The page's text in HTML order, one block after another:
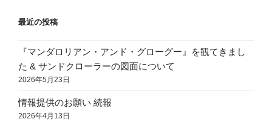
最近の投稿
『マンダロリアン・アンド・グローグー』を観てきまし
た & サンドクローラーの図面について
2026年5月23日
情報提供のお願い 続報
2026年4月13日